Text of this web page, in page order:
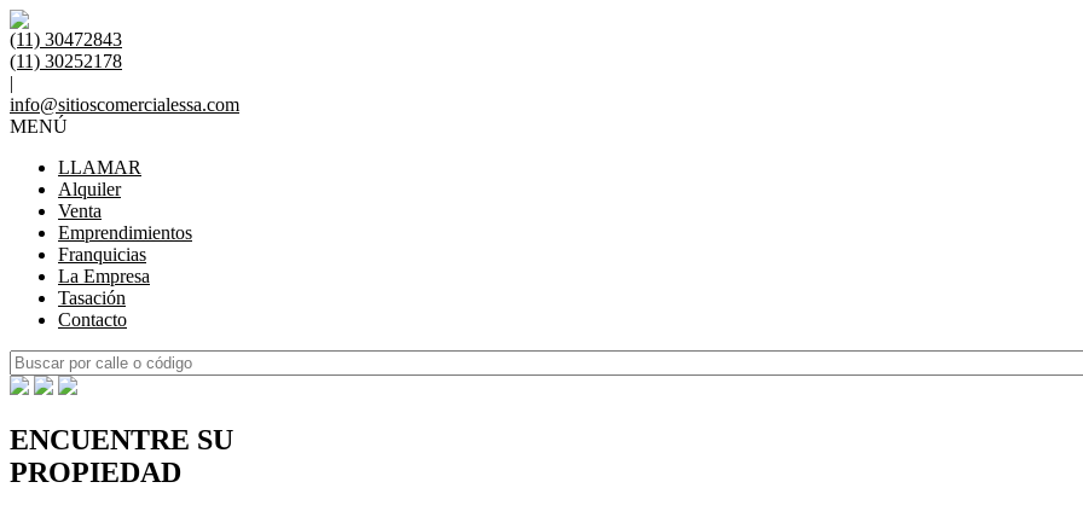
(11) 30472843
(11) 30252178
|
info@sitioscomercialessa.com
MENÚ
LLAMAR
Alquiler
Venta
Emprendimientos
Franquicias
La Empresa
Tasación
Contacto
ENCUENTRE SU
PROPIEDAD